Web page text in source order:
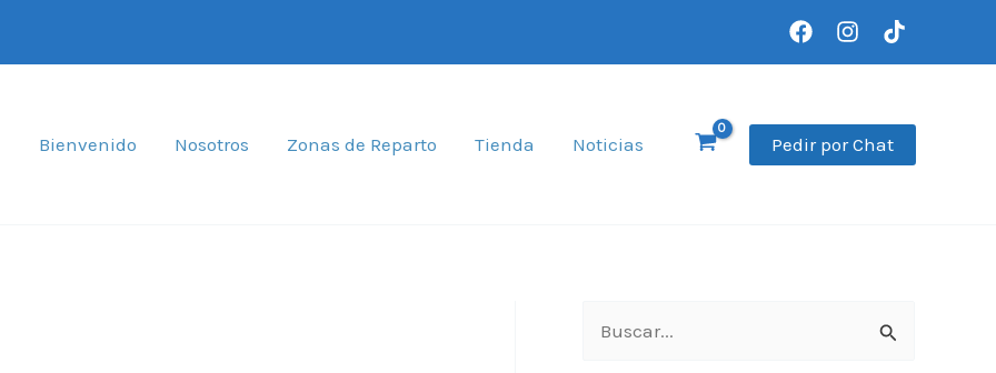
Bienvenido Nosotros Zonas de Reparto Tienda Noticias Pedir por Chat